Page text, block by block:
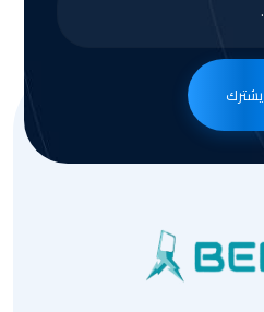
يشترك